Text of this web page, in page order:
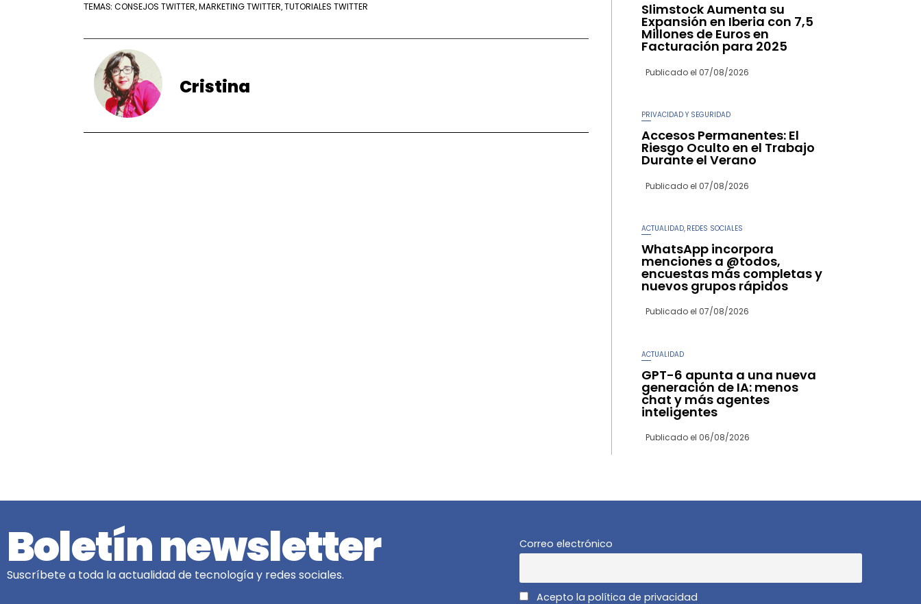
TEMAS: CONSEJOS TWITTER, MARKETING TWITTER, TUTORIALES TWITTER
Cristina
Slimstock Aumenta su
Expansión en Iberia con 7,5
Millones de Euros en
Facturación para 2025
Publicado el 07/08/2026
PRIVACIDAD Y SEGURIDAD
Accesos Permanentes: El
Riesgo Oculto en el Trabajo
Durante el Verano
Publicado el 07/08/2026
ACTUALIDAD REDES SOCIALES
WhatsApp incorpora
menciones a @todos,
encuestas más completas y
nuevos grupos rápidos
Publicado el 07/08/2026
ACTUALIDAD
GPT-6 apunta a una nueva
generación de IA: menos
chat y más agentes
inteligentes
Publicado el 06/08/2026
Boletín newsletter
Suscríbete a toda la actualidad de tecnología y redes sociales.
Correo electrónico
Acepto la política de privacidad